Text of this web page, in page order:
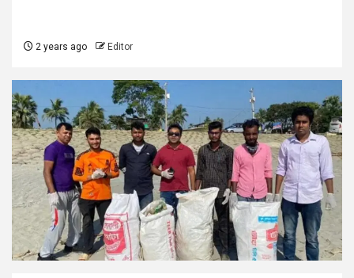
2 years ago Editor